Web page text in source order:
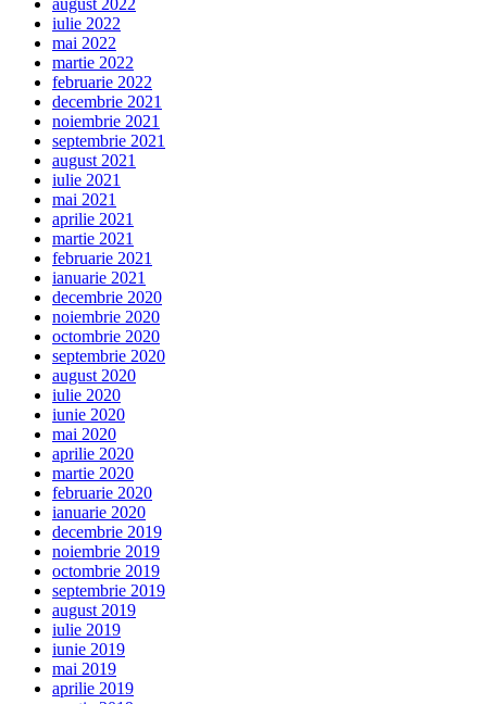
iulie 2022
mai 2022
martie 2022
februarie 2022
decembrie 2021
noiembrie 2021
septembrie 2021
august 2021
iulie 2021
mai 2021
aprilie 2021
martie 2021
februarie 2021
ianuarie 2021
decembrie 2020
noiembrie 2020
octombrie 2020
septembrie 2020
august 2020
iulie 2020
iunie 2020
mai 2020
aprilie 2020
martie 2020
februarie 2020
ianuarie 2020
decembrie 2019
noiembrie 2019
octombrie 2019
septembrie 2019
august 2019
iulie 2019
iunie 2019
mai 2019
aprilie 2019